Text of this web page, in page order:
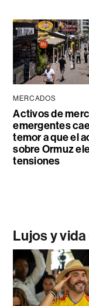
MERCADOS
Activos de
emergentes
temor a que el
sobre Ormuz
tensiones
Lujos y